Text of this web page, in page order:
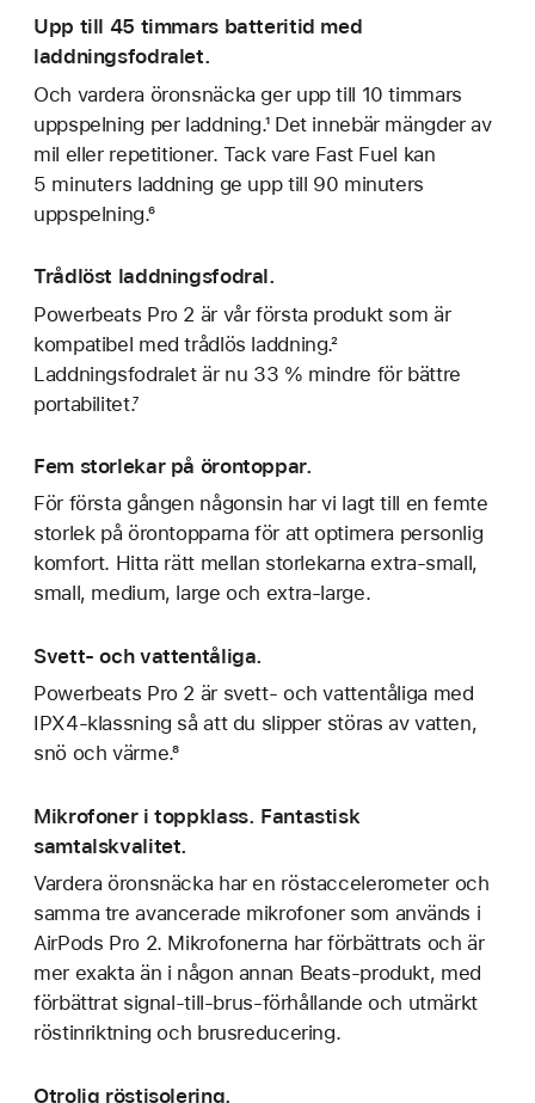
Upp till 45 timmars batteritid med
laddningsfodralet.
Och vardera öronsnäcka ger upp till 10 timmars
uppspelning per laddning.¹ Det innebär mängder av
mil eller repetitioner. Tack vare Fast Fuel kan
5 minuters laddning ge upp till 90 minuters
uppspelning.⁶
Trådlöst laddningsfodral.
Powerbeats Pro 2 är vår första produkt som är
kompatibel med trådlös laddning.²
Laddningsfodralet är nu 33 % mindre för bättre
portabilitet.⁷
Fem storlekar på örontoppar.
För första gången någonsin har vi lagt till en femte
storlek på örontopparna för att optimera personlig
komfort. Hitta rätt mellan storlekarna extra-small,
small, medium, large och extra-large.
Svett- och vattentåliga.
Powerbeats Pro 2 är svett- och vattentåliga med
IPX4-klassning så att du slipper störas av vatten,
snö och värme.⁸
Mikrofoner i toppklass. Fantastisk
samtalskvalitet.
Vardera öronsnäcka har en röstaccelerometer och
samma tre avancerade mikrofoner som används i
AirPods Pro 2. Mikrofonerna har förbättrats och är
mer exakta än i någon annan Beats-produkt, med
förbättrat signal-till-brus-förhållande och utmärkt
röstinriktning och brusreducering.
Otrolig röstisolering.